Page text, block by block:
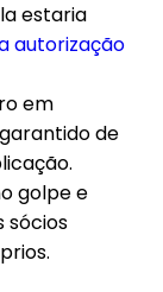
estaria
autorização
em
de
golpe e
sócios